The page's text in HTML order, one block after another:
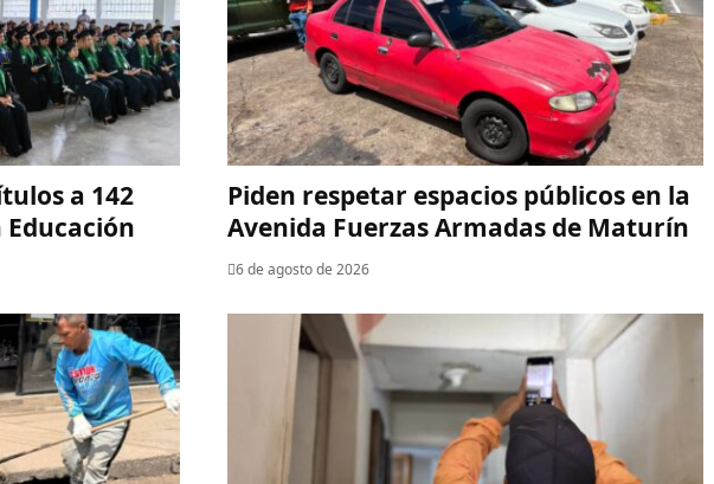
a 142
Piden respetar espacios públicos en la
Avenida Fuerzas Armadas de Maturín
6 de agosto de 2026